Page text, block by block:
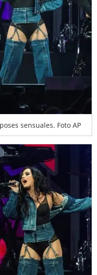
sensuales. Foto AP